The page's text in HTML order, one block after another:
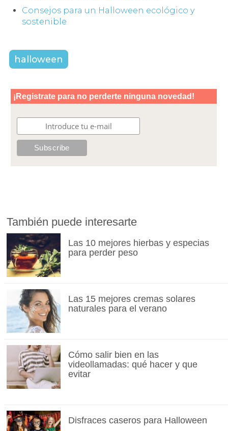
Consejos para un Halloween ecológico y
sostenible
halloween
También puede interesarte
Las 10 mejores hierbas y especias
para perder peso
Las 15 mejores cremas solares
naturales para el verano
Cómo salir bien en las
videollamadas: qué hacer y que
evitar
Disfraces caseros para Halloween